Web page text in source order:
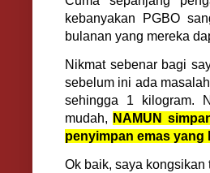
kebanyakan PGBO
bulanan yang mereka
Nikmat sebenar bagi
sebelum ini ada
sehingga 1 kilogram.
mudah, NAMUN
penyimpan emas yang
Ok baik, saya